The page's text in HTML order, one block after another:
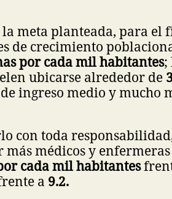
meta planteada, para el
de crecimiento
por cada mil habitantes;
ubicarse alrededor de
ingreso medio y mucho
con toda
médicos y
cada mil habitantes
a 9.2.